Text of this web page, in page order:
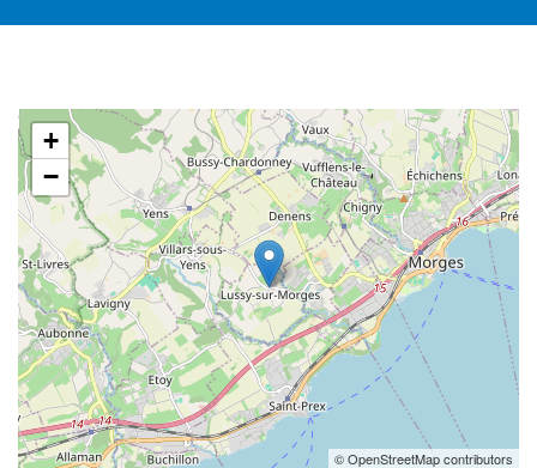
+
−
© OpenStreetMap contributors